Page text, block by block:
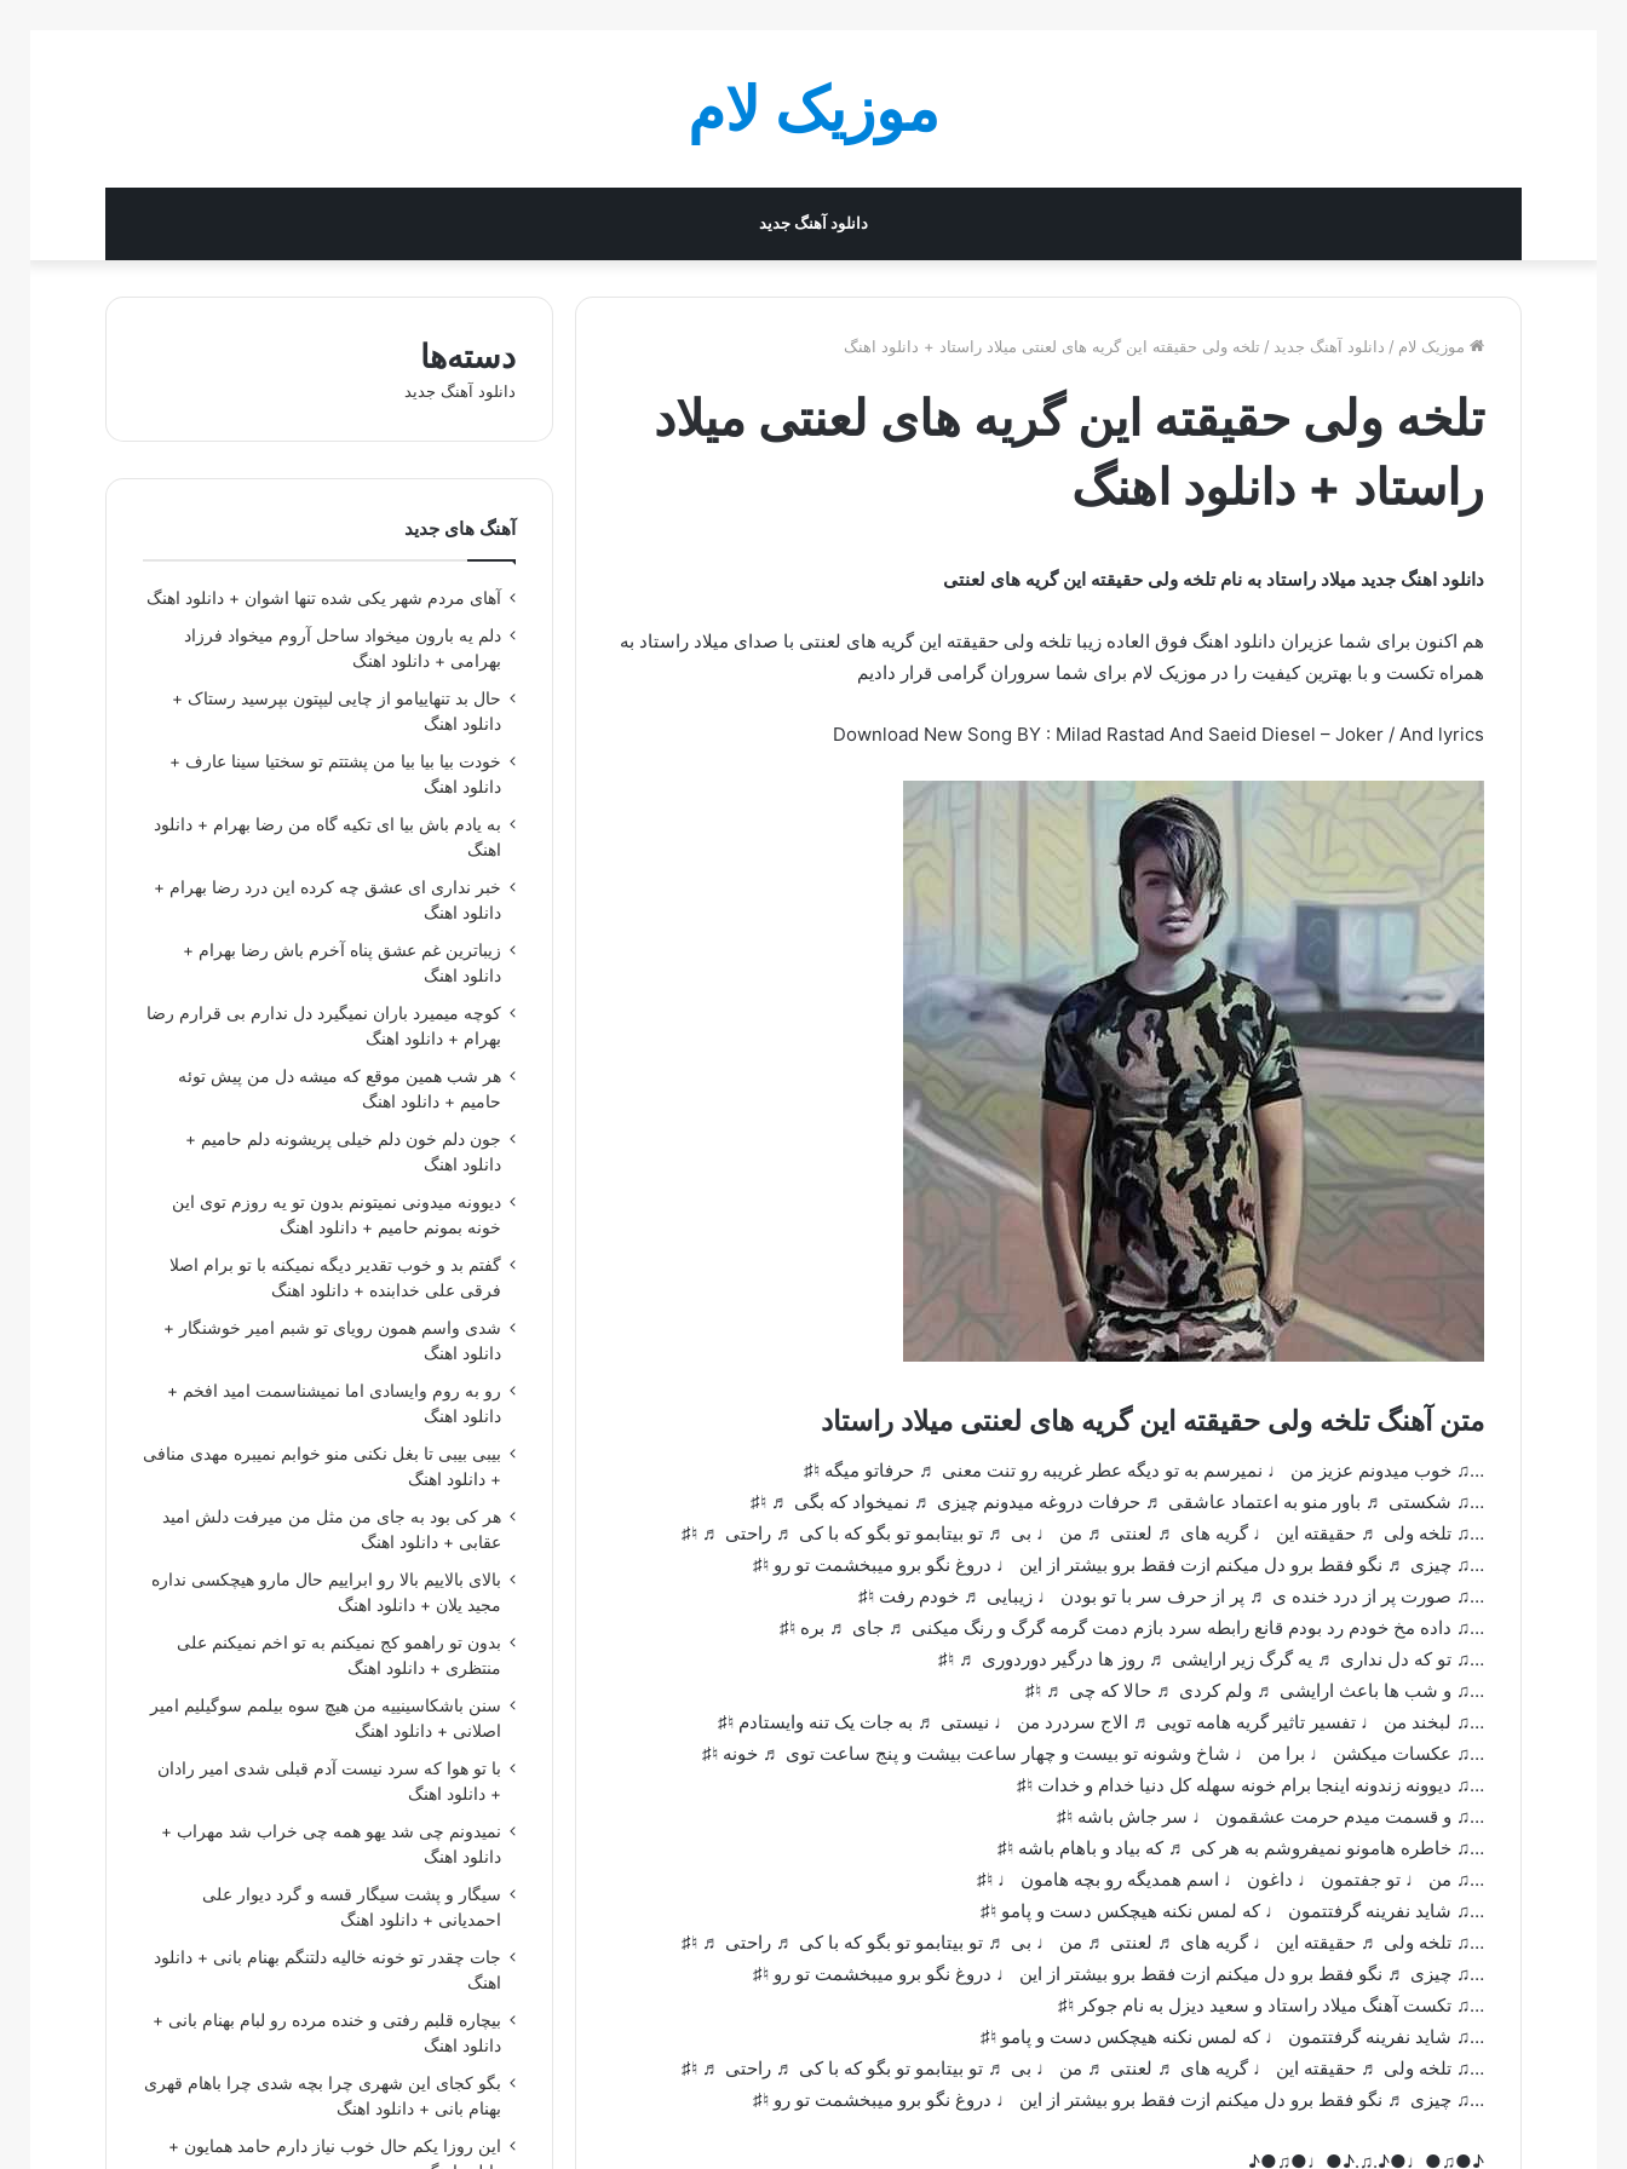
موزیک لام
دانلود آهنگ جدید
موزیک لام / دانلود آهنگ جدید / تلخه ولی حقیقته این گریه های لعنتی میلاد راستاد + دانلود اهنگ
تلخه ولی حقیقته این گریه های لعنتی میلاد
راستاد + دانلود اهنگ
دانلود اهنگ جدید میلاد راستاد به نام تلخه ولی حقیقته این گریه های لعنتی
هم اکنون برای شما عزیران دانلود اهنگ فوق العاده زیبا تلخه ولی حقیقته این گریه های لعنتی با صدای میلاد راستاد به
همراه تکست و با بهترین کیفیت را در موزیک لام برای شما سروران گرامی قرار دادیم
Download New Song BY : Milad Rastad And Saeid Diesel – Joker / And lyrics
متن آهنگ تلخه ولی حقیقته این گریه های لعنتی میلاد راستاد
…♫ خوب میدونم عزیز من ♩ نمیرسم به تو دیگه عطر غریبه رو تنت معنی ♬ حرفاتو میگه ♮♯
…♫ شکستی ♬ باور منو به اعتماد عاشقی ♬ حرفات دروغه میدونم چیزی ♬ نمیخواد که بگی ♬ ♮♯
…♫ تلخه ولی ♬ حقیقته این ♩ گریه های ♬ لعنتی ♬ من ♩ بی ♬ تو بیتابمو تو بگو که با کی ♬ راحتی ♬ ♮♯
…♫ چیزی ♬ نگو فقط برو دل میکنم ازت فقط برو بیشتر از این ♩ دروغ نگو برو میبخشمت تو رو ♮♯
…♫ صورت پر از درد خنده ی ♬ پر از حرف سر با تو بودن ♩ زیبایی ♬ خودم رفت ♮♯
…♫ داده مخ خودم رد بودم قانع رابطه سرد بازم دمت گرمه گرگ و رنگ میکنی ♬ جای ♬ بره ♮♯
…♫ تو که دل نداری ♬ یه گرگ زیر ارایشی ♬ روز ها درگیر دوردوری ♬ ♮♯
…♫ و شب ها باعث ارایشی ♬ ولم کردی ♬ حالا که چی ♬ ♮♯
…♫ لبخند من ♩ تفسیر تاثیر گریه هامه تویی ♬ الاج سردرد من ♩ نیستی ♬ به جات یک تنه وایستادم ♮♯
…♫ عکسات میکشن ♩ برا من ♩ شاخ وشونه تو بیست و چهار ساعت بیشت و پنج ساعت توی ♬ خونه ♮♯
…♫ دیوونه زندونه اینجا برام خونه سهله کل دنیا خدام و خدات ♮♯
…♫ و قسمت میدم حرمت عشقمون ♩ سر جاش باشه ♮♯
…♫ خاطره هامونو نمیفروشم به هر کی ♬ که بیاد و باهام باشه ♮♯
…♫ من ♩ تو جفتمون ♩ داغون ♩ اسم همدیگه رو بچه هامون ♩ ♮♯
…♫ شاید نفرینه گرفتتمون ♩ که لمس نکنه هیچکس دست و پامو ♮♯
…♫ تلخه ولی ♬ حقیقته این ♩ گریه های ♬ لعنتی ♬ من ♩ بی ♬ تو بیتابمو تو بگو که با کی ♬ راحتی ♬ ♮♯
…♫ چیزی ♬ نگو فقط برو دل میکنم ازت فقط برو بیشتر از این ♩ دروغ نگو برو میبخشمت تو رو ♮♯
…♫ تکست آهنگ میلاد راستاد و سعید دیزل به نام جوکر ♮♯
…♫ شاید نفرینه گرفتتمون ♩ که لمس نکنه هیچکس دست و پامو ♮♯
…♫ تلخه ولی ♬ حقیقته این ♩ گریه های ♬ لعنتی ♬ من ♩ بی ♬ تو بیتابمو تو بگو که با کی ♬ راحتی ♬ ♮♯
…♫ چیزی ♬ نگو فقط برو دل میکنم ازت فقط برو بیشتر از این ♩ دروغ نگو برو میبخشمت تو رو ♮♯
♪●♫●♩●♪.♫.♪●♩●♫●♪
دسته‌ها
دانلود آهنگ جدید
آهنگ های جدید
آهای مردم شهر یکی شده تنها اشوان + دانلود اهنگ
دلم یه بارون میخواد ساحل آروم میخواد فرزاد
بهرامی + دانلود اهنگ
حال بد تنهاییامو از چایی لیپتون بپرسید رستاک +
دانلود اهنگ
خودت بیا بیا بیا من پشتتم تو سختیا سینا عارف +
دانلود اهنگ
به یادم باش بیا ای تکیه گاه من رضا بهرام + دانلود
اهنگ
خبر نداری ای عشق چه کرده این درد رضا بهرام +
دانلود اهنگ
زیباترین غم عشق پناه آخرم باش رضا بهرام +
دانلود اهنگ
کوچه میمیرد باران نمیگیرد دل ندارم بی قرارم رضا
بهرام + دانلود اهنگ
هر شب همین موقع که میشه دل من پیش توئه
حامیم + دانلود اهنگ
جون دلم خون دلم خیلی پریشونه دلم حامیم +
دانلود اهنگ
دیوونه میدونی نمیتونم بدون تو یه روزم توی این
خونه بمونم حامیم + دانلود اهنگ
گفتم بد و خوب تقدیر دیگه نمیکنه با تو برام اصلا
فرقی علی خدابنده + دانلود اهنگ
شدی واسم همون رویای تو شبم امیر خوشنگار +
دانلود اهنگ
رو به روم وایسادی اما نمیشناسمت امید افخم +
دانلود اهنگ
بیبی بیبی تا بغل نکنی منو خوابم نمیبره مهدی منافی
+ دانلود اهنگ
هر کی بود به جای من مثل من میرفت دلش امید
عقابی + دانلود اهنگ
بالای بالاییم بالا رو ابراییم حال مارو هیچکسی نداره
مجید یلان + دانلود اهنگ
بدون تو راهمو کج نمیکنم به تو اخم نمیکنم علی
منتظری + دانلود اهنگ
سنن باشکاسینییه من هیچ سوه بیلمم سوگیلیم امیر
اصلانی + دانلود اهنگ
با تو هوا که سرد نیست آدم قبلی شدی امیر رادان
+ دانلود اهنگ
نمیدونم چی شد یهو همه چی خراب شد مهراب +
دانلود اهنگ
سیگار و پشت سیگار قسه و گرد دیوار علی
احمدیانی + دانلود اهنگ
جات چقدر تو خونه خالیه دلتنگم بهنام بانی + دانلود
اهنگ
بیچاره قلبم رفتی و خنده مرده رو لبام بهنام بانی +
دانلود اهنگ
بگو کجای این شهری چرا بچه شدی چرا باهام قهری
بهنام بانی + دانلود اهنگ
این روزا یکم حال خوب نیاز دارم حامد همایون +